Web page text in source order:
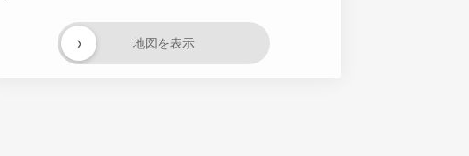
地図を表示
›